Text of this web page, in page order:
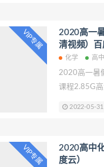
之工业实验
变与不变
卷.pdf 2022
\2022有机
结构与性质(
VIP专属
2020高一
清视频）
化学 高
2020高一暑
课程2.85G
属单质的性
结与高一高
2022-05-31
VIP专属
2020高中
度云）